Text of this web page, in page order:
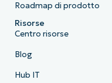
Roadmap di prodotto
Risorse
Centro risorse
Blog
Hub IT